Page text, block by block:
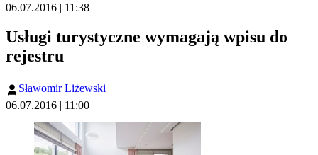
06.07.2016 | 11:38
Usługi turystyczne wymagają wpisu do
rejestru
Sławomir Liżewski
06.07.2016 | 11:00